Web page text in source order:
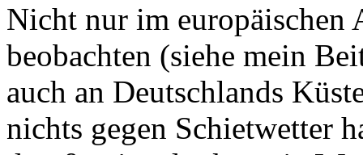
Nicht nur im europäischen
beobachten (siehe mein
auch an Deutschlands
nichts gegen Schietwetter